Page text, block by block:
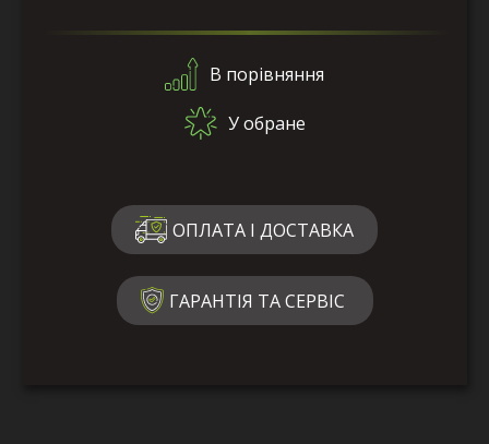
В порівняння
У обране
ОПЛАТА І ДОСТАВКА
ГАРАНТІЯ ТА СЕРВІС